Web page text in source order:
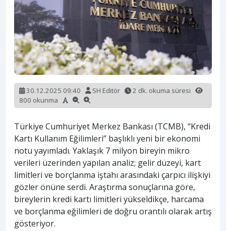
30.12.2025 09:40 SH Editör
2 dk. okuma süresi
800 okunma
Türkiye Cumhuriyet Merkez Bankası (TCMB), “Kredi
Kartı Kullanım Eğilimleri” başlıklı yeni bir ekonomi
notu yayımladı. Yaklaşık 7 milyon bireyin mikro
verileri üzerinden yapılan analiz; gelir düzeyi, kart
limitleri ve borçlanma iştahı arasındaki çarpıcı ilişkiyi
gözler önüne serdi. Araştırma sonuçlarına göre,
bireylerin kredi kartı limitleri yükseldikçe, harcama
ve borçlanma eğilimleri de doğru orantılı olarak artış
gösteriyor.